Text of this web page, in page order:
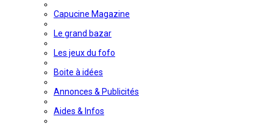
Capucine Magazine
Le grand bazar
Les jeux du fofo
Boite à idées
Annonces & Publicités
Aides & Infos